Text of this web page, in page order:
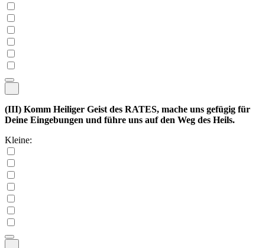
(III) Komm Heiliger Geist des RATES, mache uns gefügig für
Deine Eingebungen und führe uns auf den Weg des Heils.
Kleine: